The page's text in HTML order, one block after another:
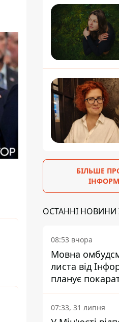
БІЛЬШЕ
ОСТАННІ НОВИНИ
08:53 вчора
Мовна
листа від
планує
підрядника
07:33, 31 липня